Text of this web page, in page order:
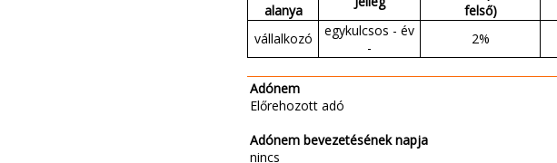
alanya
felső)
vállalkozó
egykulcsos - év
-
2%
Adónem
Előrehozott adó
Adónem bevezetésének napja
nincs